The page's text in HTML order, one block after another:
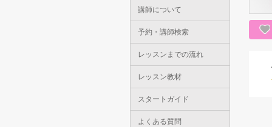
講師について
予約・講師検索
レッスンまでの流れ
レッスン教材
スタートガイド
よくある質問